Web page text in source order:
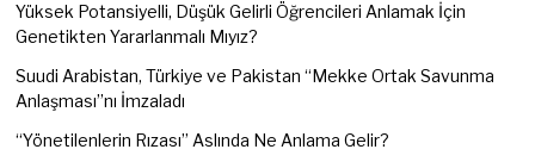
Yüksek Potansiyelli, Düşük Gelirli Öğrencileri Anlamak İçin
Genetikten Yararlanmalı Mıyız?
Suudi Arabistan, Türkiye ve Pakistan “Mekke Ortak Savunma
Anlaşması”nı İmzaladı
“Yönetilenlerin Rızası” Aslında Ne Anlama Gelir?